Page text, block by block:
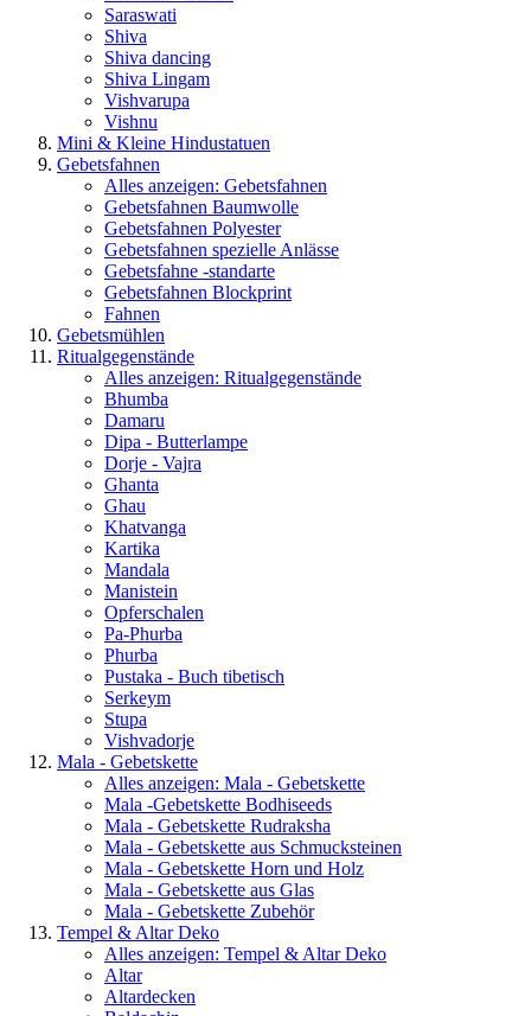
Saraswati
Shiva
Shiva dancing
Shiva Lingam
Vishvarupa
Vishnu
Mini & Kleine Hindustatuen
Gebetsfahnen
Alles anzeigen: Gebetsfahnen
Gebetsfahnen Baumwolle
Gebetsfahnen Polyester
Gebetsfahnen spezielle Anlässe
Gebetsfahne -standarte
Gebetsfahnen Blockprint
Fahnen
Gebetsmühlen
Ritualgegenstände
Alles anzeigen: Ritualgegenstände
Bhumba
Damaru
Dipa - Butterlampe
Dorje - Vajra
Ghanta
Ghau
Khatvanga
Kartika
Mandala
Manistein
Opferschalen
Pa-Phurba
Phurba
Pustaka - Buch tibetisch
Serkeym
Stupa
Vishvadorje
Mala - Gebetskette
Alles anzeigen: Mala - Gebetskette
Mala -Gebetskette Bodhiseeds
Mala - Gebetskette Rudraksha
Mala - Gebetskette aus Schmucksteinen
Mala - Gebetskette Horn und Holz
Mala - Gebetskette aus Glas
Mala - Gebetskette Zubehör
Tempel & Altar Deko
Alles anzeigen: Tempel & Altar Deko
Altar
Altardecken